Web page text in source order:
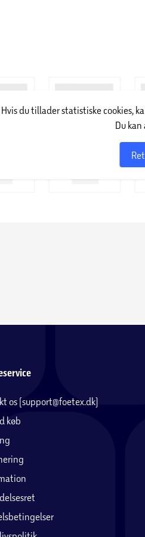
Hvis du tillader statistiske cookies,
Du
os (support@foetex.dk)
køb